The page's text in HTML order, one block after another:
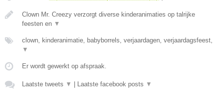
Clown Mr. Creezy verzorgt diverse kinderanimaties op talrijke
feesten en ▼
clown, kinderanimatie, babyborrels, verjaardagen, verjaardagsfeest,
▼
Er wordt gewerkt op afspraak.
Laatste tweets ▼ Laatste facebook posts ▼